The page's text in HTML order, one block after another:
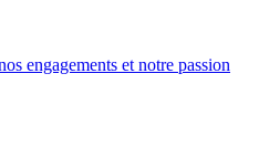
engagements et notre passion